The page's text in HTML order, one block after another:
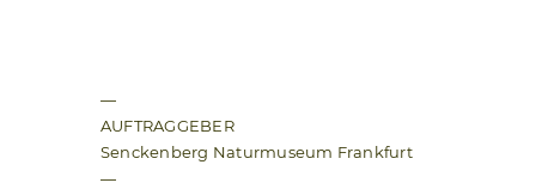
—
AUFTRAGGEBER
Senckenberg Naturmuseum Frankfurt
—